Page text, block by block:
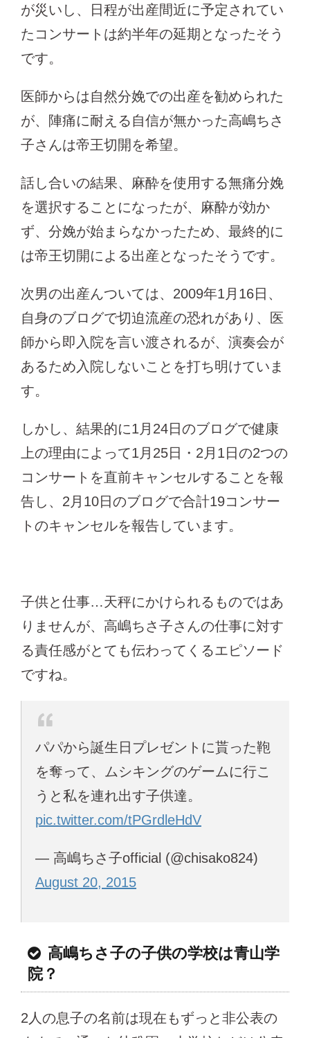
が災いし、日程が出産間近に予定されてい
たコンサートは約半年の延期となったそう
です。
医師からは自然分娩での出産を勧められた
が、陣痛に耐える自信が無かった高嶋ちさ
子さんは帝王切開を希望。
話し合いの結果、麻酔を使用する無痛分娩
を選択することになったが、麻酔が効か
ず、分娩が始まらなかったため、最終的に
は帝王切開による出産となったそうです。
次男の出産んついては、2009年1月16日、
自身のブログで切迫流産の恐れがあり、医
師から即入院を言い渡されるが、演奏会が
あるため入院しないことを打ち明けていま
す。
しかし、結果的に1月24日のブログで健康
上の理由によって1月25日・2月1日の2つの
コンサートを直前キャンセルすることを報
告し、2月10日のブログで合計19コンサー
トのキャンセルを報告しています。
子供と仕事…天秤にかけられるものではあ
りませんが、高嶋ちさ子さんの仕事に対す
る責任感がとても伝わってくるエピソード
ですね。
パパから誕生日プレゼントに貰った鞄
を奪って、ムシキングのゲームに行こ
うと私を連れ出す子供達。
pic.twitter.com/tPGrdleHdV
— 高嶋ちさ子official (@chisako824)
August 20, 2015
高嶋ちさ子の子供の学校は青山学
院？
2人の息子の名前は現在もずっと非公表の